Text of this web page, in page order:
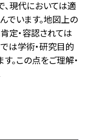
、現代においては適
でいます。地図上の
定・容認されては
は学術・研究目的
。この点をご理解・